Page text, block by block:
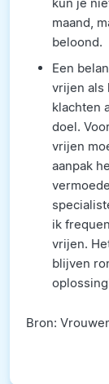
maand,
beloond.
Een
vrijen als
klachten
doel.
vrijen
aanpak
ik
vrijen.
blijven
Bron: